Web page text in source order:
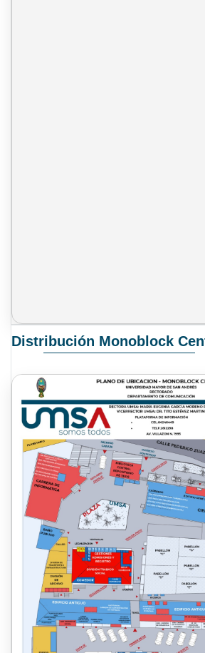
Distribución Monoblock